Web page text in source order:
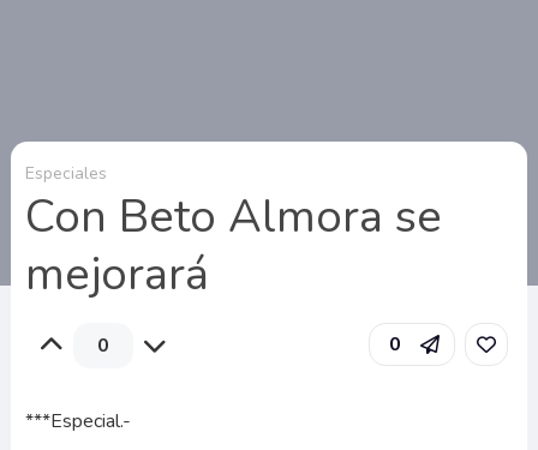
Especiales
Con Beto Almora se
mejorará
0 0
***Especial.-